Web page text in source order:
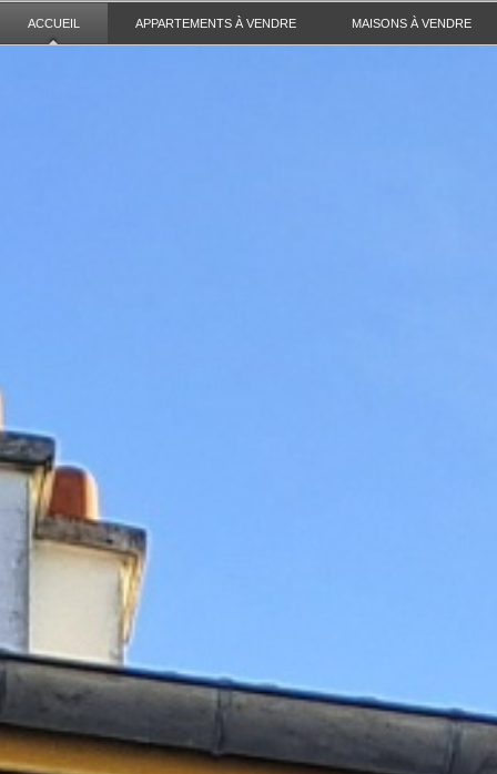
ACCUEIL APPARTEMENTS À VENDRE MAISONS À VENDRE